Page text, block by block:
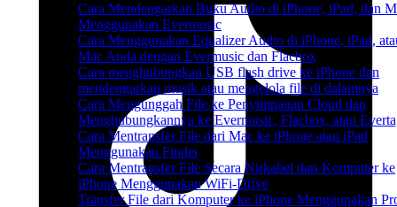
Cara Mendengarkan Buku Audio di iPhone, iPad, dan
Menggunakan Evermusic
Cara Menggunakan Equalizer Audio di iPhone, iPad,
Mac Anda dengan Evermusic dan Flacbox
Cara menghubungkan USB flash drive ke iPhone dan
mendengarkan musik atau mengelola file di dalamnya
Cara Mengunggah File ke Penyimpanan Cloud dan
Menghubungkannya ke Evermusic, Flacbox, atau
Cara Mentransfer File dari Mac ke iPhone atau iPad
Menggunakan Finder
Cara Mentransfer File Secara Nirkabel dari Komputer ke
iPhone Menggunakan WiFi-Drive
Transfer File dari Komputer ke iPhone Menggunakan